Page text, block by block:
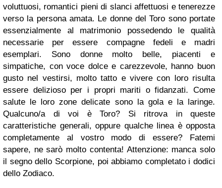
voluttuosi, romantici pieni di slanci affettuosi e tenerezze
verso la persona amata. Le donne del Toro sono portate
essenzialmente al matrimonio possedendo le qualità
necessarie per essere compagne fedeli e madri
esemplari. Sono donne molto belle, piacenti e
simpatiche, con voce dolce e carezzevole, hanno buon
gusto nel vestirsi, molto tatto e vivere con loro risulta
essere delizioso per i propri mariti o fidanzati. Come
salute le loro zone delicate sono la gola e la laringe.
Qualcuno/a di voi è Toro? Si ritrova in queste
caratteristiche generali, oppure qualche linea è opposta
completamente al vostro modo di essere? Fatemi
sapere, ne sarò molto contenta! Attenzione: manca solo
il segno dello Scorpione, poi abbiamo completato i dodici
dello Zodiaco.